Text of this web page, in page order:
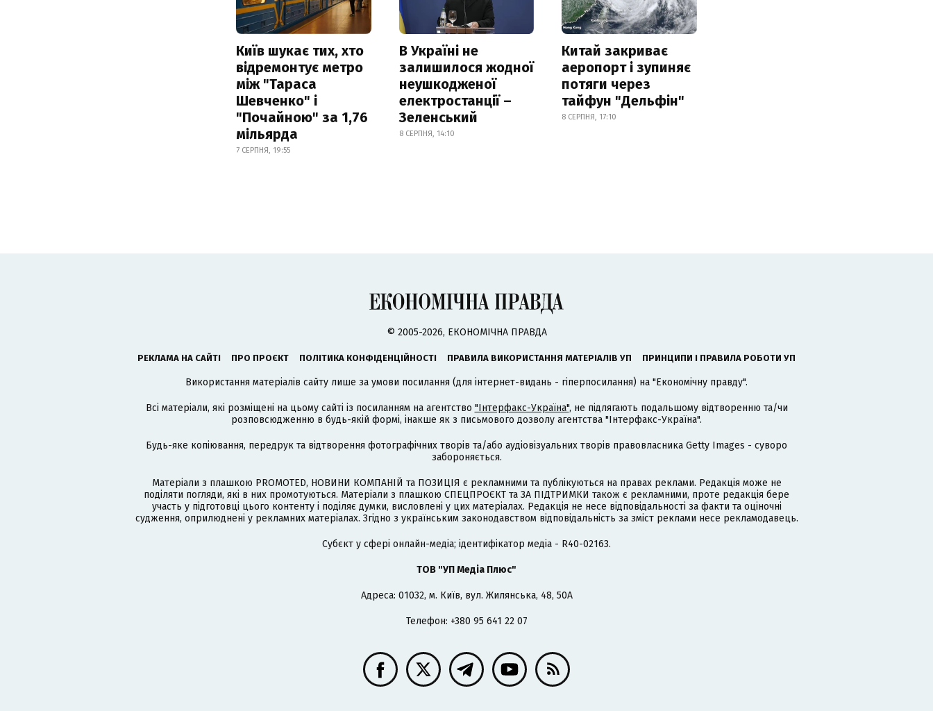
Київ шукає тих, хто
відремонтує метро
між "Тараса
Шевченко" і
"Почайною" за 1,76
мільярда
7 СЕРПНЯ, 19:55
В Україні не
залишилося жодної
неушкодженої
електростанції –
Зеленський
8 СЕРПНЯ, 14:10
Китай закриває
аеропорт і зупиняє
потяги через
тайфун "Дельфін"
8 СЕРПНЯ, 17:10
© 2005-2026, ЕКОНОМІЧНА ПРАВДА
РЕКЛАМА НА САЙТІ ПРО ПРОЄКТ ПОЛІТИКА КОНФІДЕНЦІЙНОСТІ ПРАВИЛА ВИКОРИСТАННЯ МАТЕРІАЛІВ УП ПРИНЦИПИ І ПРАВИЛА РОБОТИ УП
Використання матеріалів сайту лише за умови посилання (для інтернет-видань - гіперпосилання) на "Економічну правду".
Всі матеріали, які розміщені на цьому сайті із посиланням на агентство "Інтерфакс-Україна", не підлягають подальшому відтворенню та/чи
розповсюдженню в будь-якій формі, інакше як з письмового дозволу агентства "Інтерфакс-Україна".
Будь-яке копіювання, передрук та відтворення фотографічних творів та/або аудіовізуальних творів правовласника Getty Images - суворо
забороняється.
Матеріали з плашкою PROMOTED, НОВИНИ КОМПАНІЙ та ПОЗИЦІЯ є рекламними та публікуються на правах реклами. Редакція може не
поділяти погляди, які в них промотуються. Матеріали з плашкою СПЕЦПРОЄКТ та ЗА ПІДТРИМКИ також є рекламними, проте редакція бере
участь у підготовці цього контенту і поділяє думки, висловлені у цих матеріалах. Редакція не несе відповідальності за факти та оціночні
судження, оприлюднені у рекламних матеріалах. Згідно з українським законодавством відповідальність за зміст реклами несе рекламодавець.
Cубєкт у сфері онлайн-медіа; ідентифікатор медіа - R40-02163.
ТОВ "УП Медіа Плюс"
Адреса: 01032, м. Київ, вул. Жилянська, 48, 50А
Телефон: +380 95 641 22 07